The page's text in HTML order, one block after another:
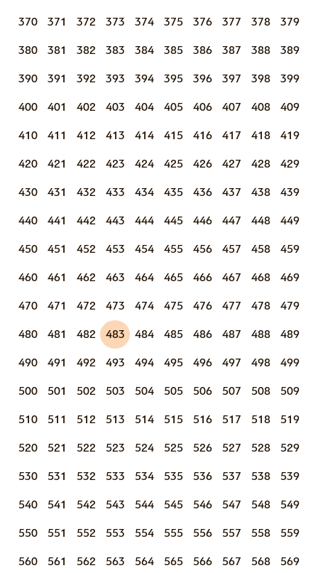
370 371 372 373 374 375 376 377 378 379
380 381 382 383 384 385 386 387 388 389
390 391 392 393 394 395 396 397 398 399
400 401 402 403 404 405 406 407 408 409
410 411 412 413 414 415 416 417 418 419
420 421 422 423 424 425 426 427 428 429
430 431 432 433 434 435 436 437 438 439
440 441 442 443 444 445 446 447 448 449
450 451 452 453 454 455 456 457 458 459
460 461 462 463 464 465 466 467 468 469
470 471 472 473 474 475 476 477 478 479
480 481 482 483 484 485 486 487 488 489
490 491 492 493 494 495 496 497 498 499
500 501 502 503 504 505 506 507 508 509
510 511 512 513 514 515 516 517 518 519
520 521 522 523 524 525 526 527 528 529
530 531 532 533 534 535 536 537 538 539
540 541 542 543 544 545 546 547 548 549
550 551 552 553 554 555 556 557 558 559
560 561 562 563 564 565 566 567 568 569